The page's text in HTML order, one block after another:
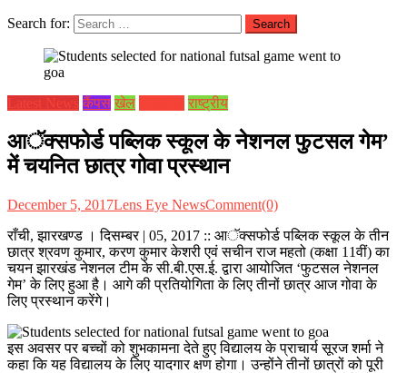
Search for:
Latest News कैंपस खेल राष्ट्रीय
आॅक्सफोर्ड पब्लिक स्कूल के नेशनल फुटसल गेम’
में चयनित छात्र गोवा प्रस्थान
December 5, 2017Lens Eye NewsComment(0)
राँची, झारखण्ड । दिसम्बर | 05, 2017 :: आॅक्सफोर्ड पब्लिक स्कूल के तीन
छात्र श्रवण कुमार, करण कुमार केशरी एवं सचीन राज महतो (कक्षा 11वीं) का
चयन झारखंड नेशनल टीम के सी.बी.एस.ई. द्वारा आयोजित ‘फुटसल नेशनल
गेम’ के लिए हुआ है। आगे की प्रतियोगिता के लिए तीनों छात्र आज गोवा के
लिए प्रस्थान करेंगे।
इस अवसर पर बच्चों को शुभकामना देते हुए विद्यालय के प्राचार्य सूरज शर्मा ने
कहा कि यह विद्यालय के लिए यादगार क्षण होगा। उन्होंने तीनों छात्रों को पूरी